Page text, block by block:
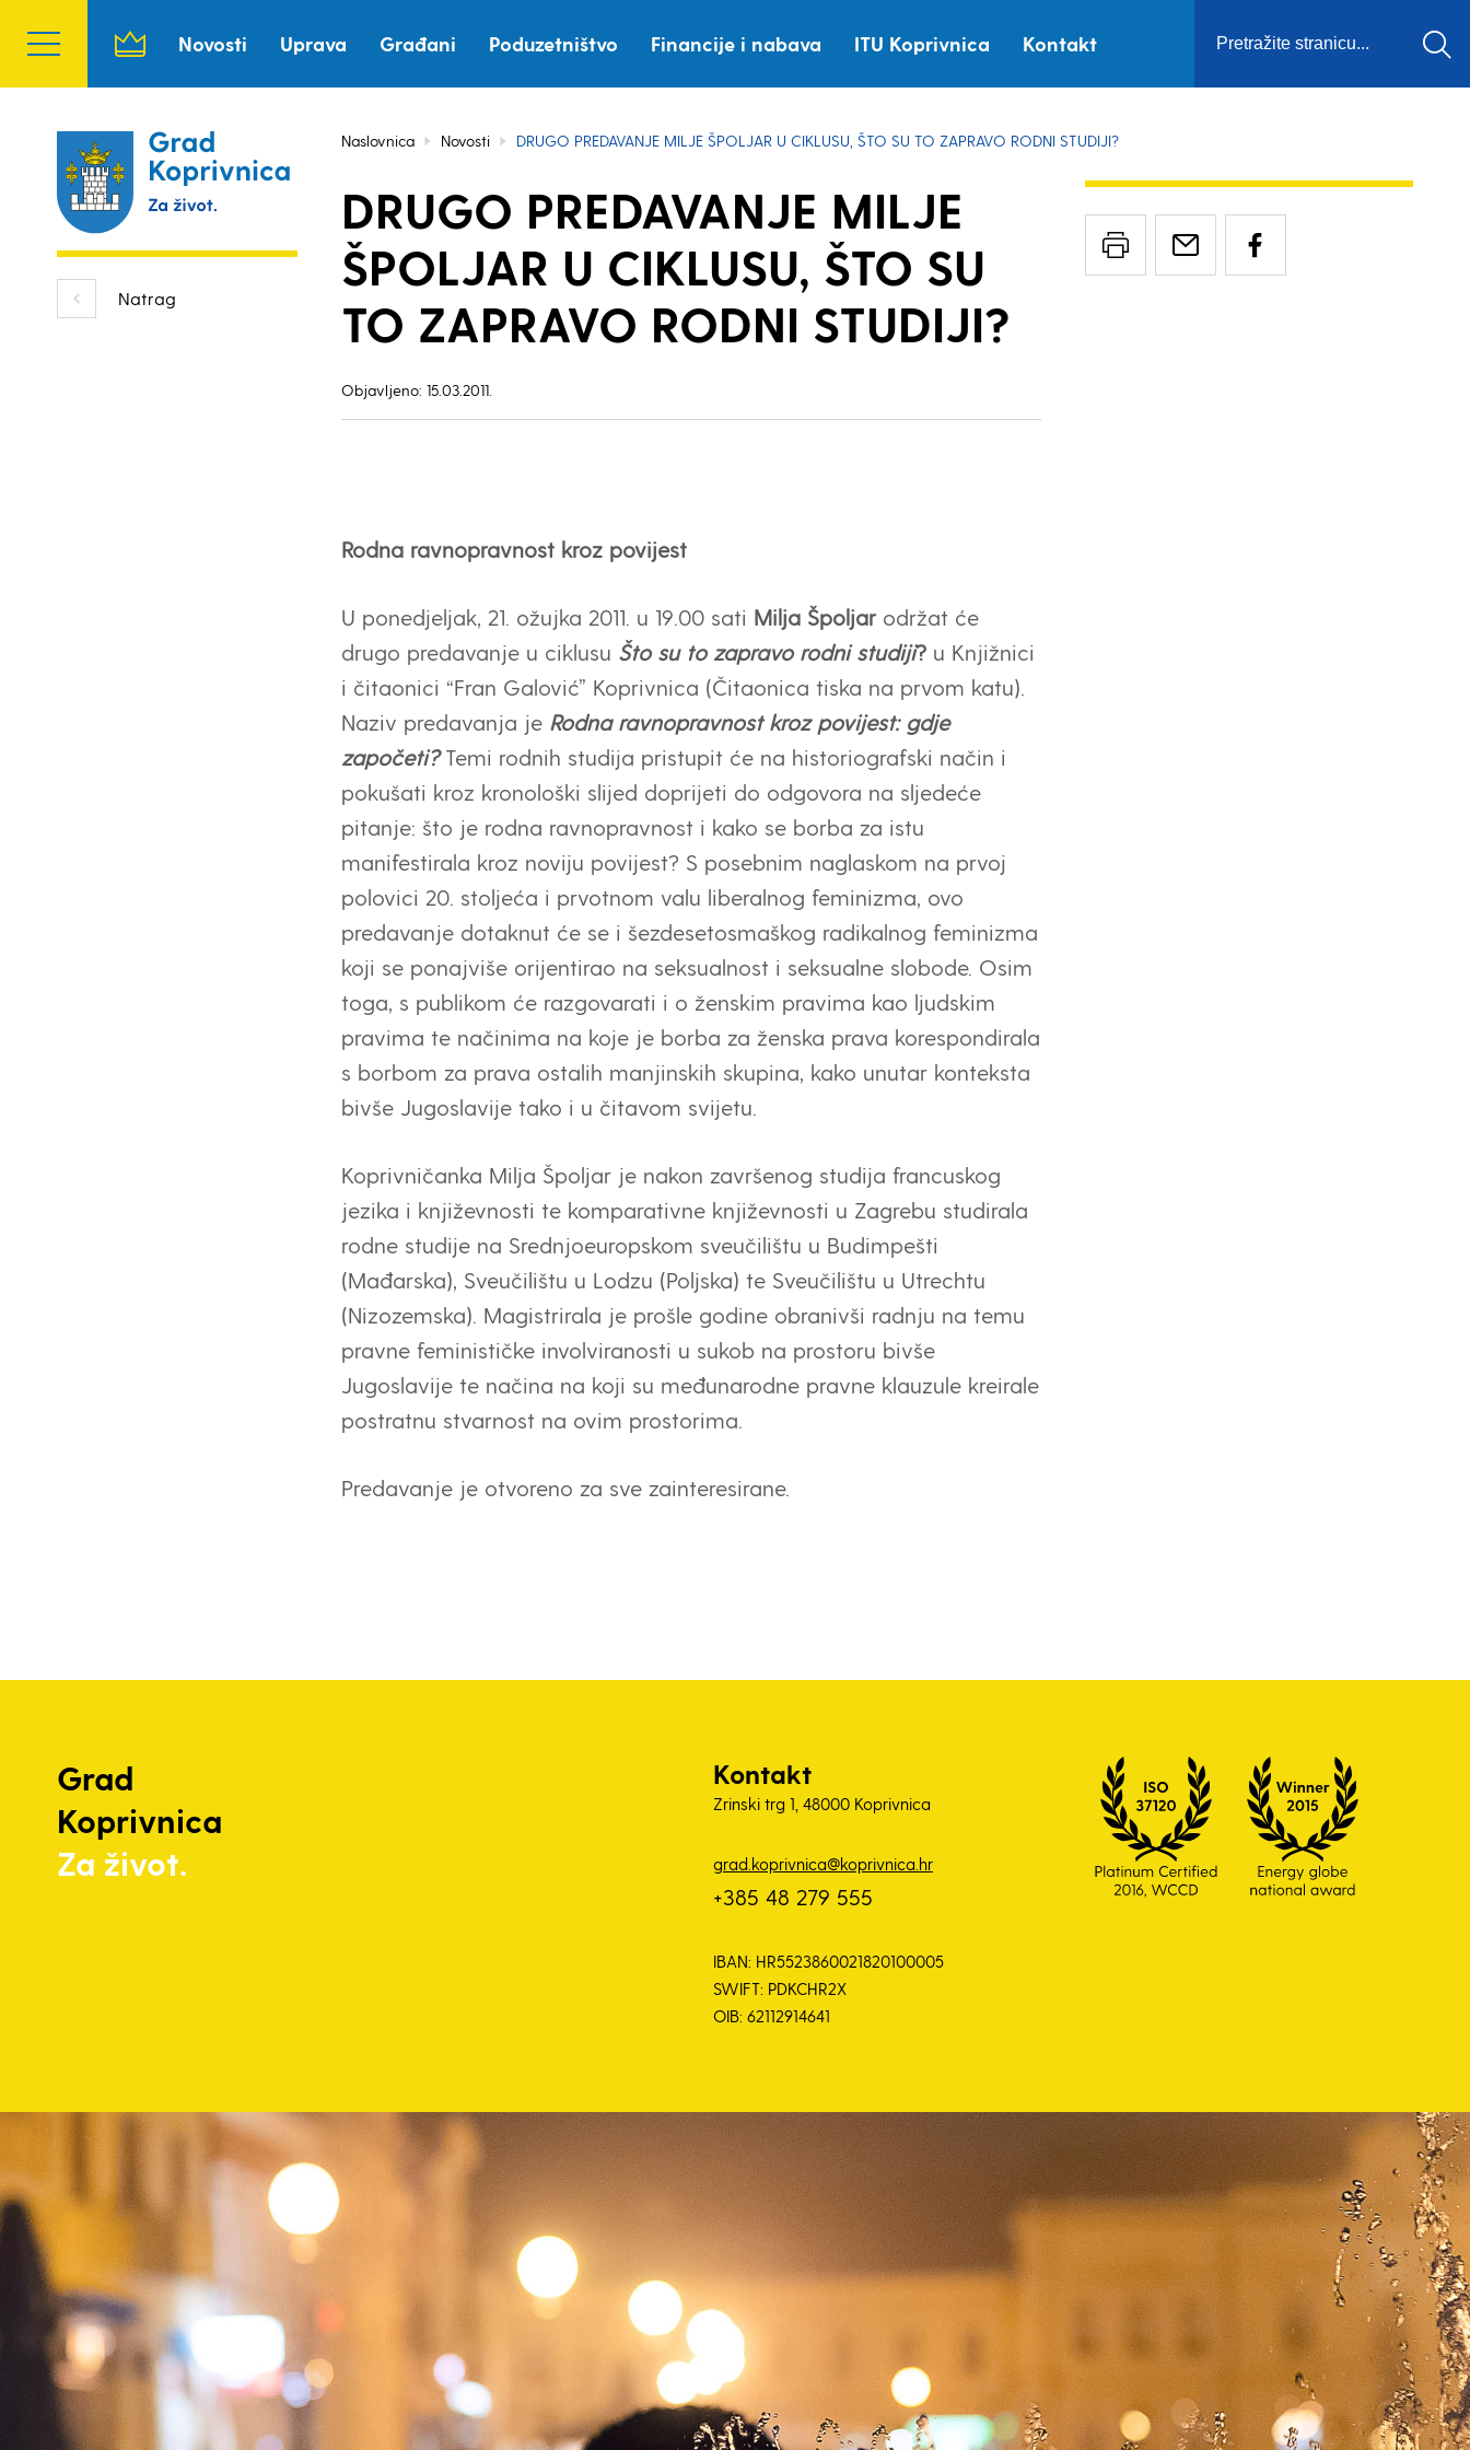
Novosti Uprava Građani Poduzetništvo Financije i nabava ITU Koprivnica Kontakt
Natrag
Naslovnica Novosti DRUGO PREDAVANJE MILJE ŠPOLJAR U CIKLUSU, ŠTO SU TO ZAPRAVO RODNI STUDIJI?
DRUGO PREDAVANJE MILJE
ŠPOLJAR U CIKLUSU, ŠTO SU
TO ZAPRAVO RODNI STUDIJI?
Objavljeno: 15.03.2011.
Rodna ravnopravnost kroz povijest
U ponedjeljak, 21. ožujka 2011. u 19.00 sati Milja Špoljar održat će
drugo predavanje u ciklusu Što su to zapravo rodni studiji? u Knjižnici
i čitaonici “Fran Galović” Koprivnica (Čitaonica tiska na prvom katu).
Naziv predavanja je Rodna ravnopravnost kroz povijest: gdje
započeti? Temi rodnih studija pristupit će na historiografski način i
pokušati kroz kronološki slijed doprijeti do odgovora na sljedeće
pitanje: što je rodna ravnopravnost i kako se borba za istu
manifestirala kroz noviju povijest? S posebnim naglaskom na prvoj
polovici 20. stoljeća i prvotnom valu liberalnog feminizma, ovo
predavanje dotaknut će se i šezdesetosmaškog radikalnog feminizma
koji se ponajviše orijentirao na seksualnost i seksualne slobode. Osim
toga, s publikom će razgovarati i o ženskim pravima kao ljudskim
pravima te načinima na koje je borba za ženska prava korespondirala
s borbom za prava ostalih manjinskih skupina, kako unutar konteksta
bivše Jugoslavije tako i u čitavom svijetu.
Koprivničanka Milja Špoljar je nakon završenog studija francuskog
jezika i književnosti te komparativne književnosti u Zagrebu studirala
rodne studije na Srednjoeuropskom sveučilištu u Budimpešti
(Mađarska), Sveučilištu u Lodzu (Poljska) te Sveučilištu u Utrechtu
(Nizozemska). Magistrirala je prošle godine obranivši radnju na temu
pravne feminističke involviranosti u sukob na prostoru bivše
Jugoslavije te načina na koji su međunarodne pravne klauzule kreirale
postratnu stvarnost na ovim prostorima.
Predavanje je otvoreno za sve zainteresirane.
Grad
Koprivnica
Za život.
Kontakt
Zrinski trg 1, 48000 Koprivnica
grad.koprivnica@koprivnica.hr
+385 48 279 555
IBAN: HR5523860021820100005
SWIFT: PDKCHR2X
OIB: 62112914641